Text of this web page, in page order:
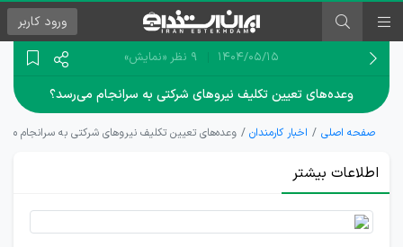
ورود کاربر
۱۴۰۴/۰۵/۱۵ 9 نظر «نمایش»
وعده‌های تعیین تکلیف نیروهای شرکتی به سرانجام می‌رسد؟
صفحه اصلی اخبار کارمندان وعده‌های تعیین تکلیف نیروهای شرکتی به سرانجام
اطلاعات بیشتر
وضعیت